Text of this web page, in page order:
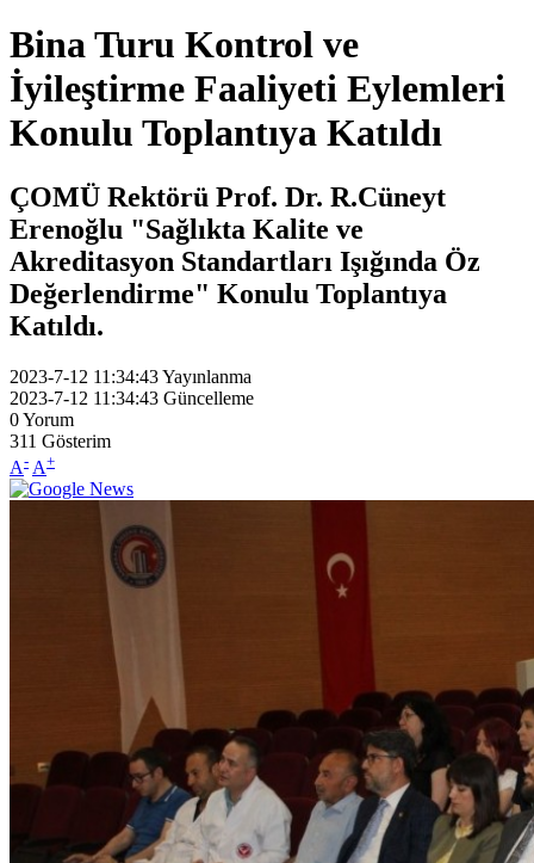
Bina Turu Kontrol ve
İyileştirme Faaliyeti Eylemleri
Konulu Toplantıya Katıldı
ÇOMÜ Rektörü Prof. Dr. R.Cüneyt
Erenoğlu "Sağlıkta Kalite ve
Akreditasyon Standartları Işığında Öz
Değerlendirme" Konulu Toplantıya
Katıldı.
2023-7-12 11:34:43Yayınlanma
2023-7-12 11:34:43 Güncelleme
0Yorum
311 Gösterim
A- A+